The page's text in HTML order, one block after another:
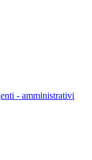
- amministrativi